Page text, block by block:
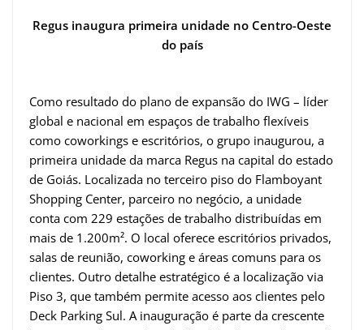
Regus inaugura primeira unidade no Centro-Oeste
do país
Como resultado do plano de expansão do IWG – líder
global e nacional em espaços de trabalho flexíveis
como coworkings e escritórios, o grupo inaugurou, a
primeira unidade da marca Regus na capital do estado
de Goiás. Localizada no terceiro piso do Flamboyant
Shopping Center, parceiro no negócio, a unidade
conta com 229 estações de trabalho distribuídas em
mais de 1.200m². O local oferece escritórios privados,
salas de reunião, coworking e áreas comuns para os
clientes. Outro detalhe estratégico é a localização via
Piso 3, que também permite acesso aos clientes pelo
Deck Parking Sul. A inauguração é parte da crescente